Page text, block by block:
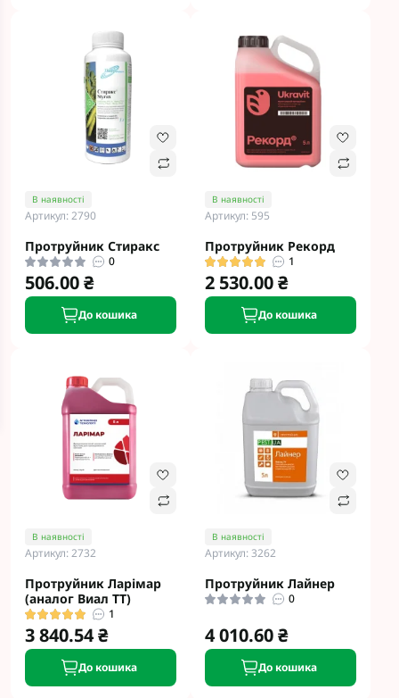
В наявності
Артикул: 2790
Протруйник Стиракс
0
506.00 ₴
До кошика
В наявності
Артикул: 595
Протруйник Рекорд
1
2 530.00 ₴
До кошика
В наявності
Артикул: 2732
Протруйник Ларімар
(аналог Виал ТТ)
1
3 840.54 ₴
До кошика
В наявності
Артикул: 3262
Протруйник Лайнер
0
4 010.60 ₴
До кошика